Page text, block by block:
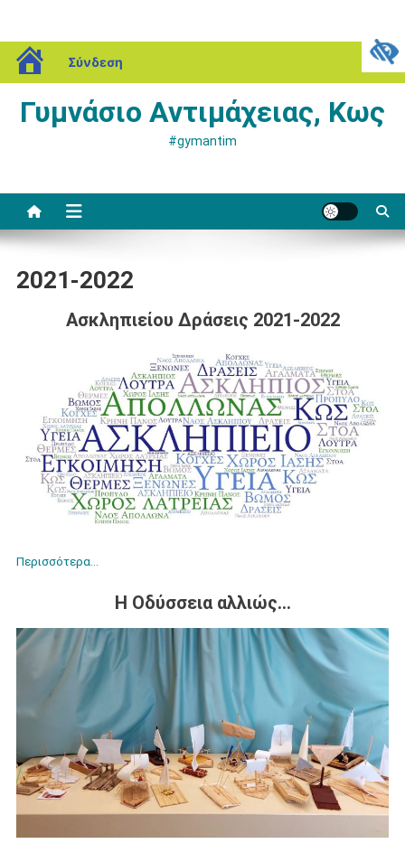
blogs.sch.gr
Σύνδεση
Μεταπηδήστε
στο
Γυμνάσιο Αντιμάχειας, Κως
#gymantim
2021-2022
Ασκληπιείου Δράσεις 2021-2022
Περισσότερα…
Η Οδύσσεια αλλιώς…